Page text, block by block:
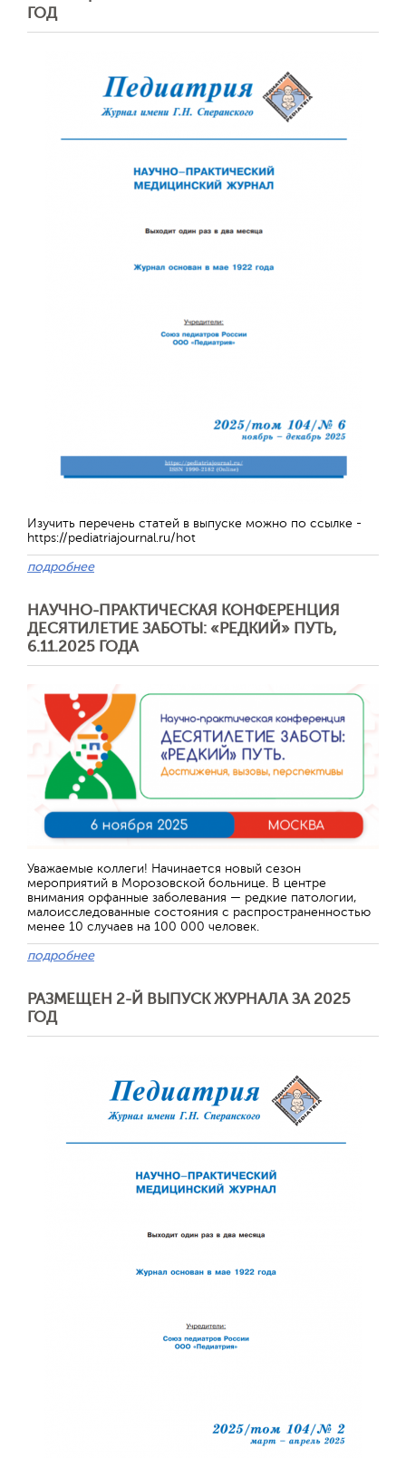
ГОД
Изучить перечень статей в выпуске можно по ссылке -
https://pediatriajournal.ru/hot
подробнее
НАУЧНО-ПРАКТИЧЕСКАЯ КОНФЕРЕНЦИЯ
ДЕСЯТИЛЕТИЕ ЗАБОТЫ: «РЕДКИЙ» ПУТЬ,
6.11.2025 ГОДА
Уважаемые коллеги! Начинается новый сезон
мероприятий в Морозовской больнице. В центре
внимания орфанные заболевания — редкие патологии,
малоисследованные состояния с распространенностью
менее 10 случаев на 100 000 человек.
подробнее
РАЗМЕЩЕН 2-Й ВЫПУСК ЖУРНАЛА ЗА 2025
ГОД
Обратная
Отправить